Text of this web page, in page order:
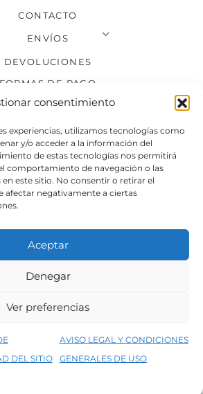
consentimiento
experiencias, utilizamos tecnologías como
y/o acceder a la información del
de estas tecnologías nos permitirá
comportamiento de navegación o las
este sitio. No consentir o retirar el
afectar negativamente a ciertas
Aceptar
Denegar
Ver preferencias
DEL SITIO
AVISO LEGAL Y CONDICIONES
GENERALES DE USO
compra, utiliza el código PRIMERACOMPRA
CONTACTO
ENVÍOS
DEVOLUCIONES
FORMAS DE PAGO
SÍGUENOS
Condiciones generales de venta
privacidad del sitio web
todos los derechos